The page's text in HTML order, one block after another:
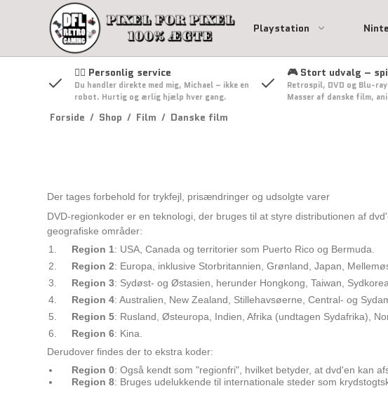
Playstation
Playstation spil
Playstation tilbehør
Black Lable Playstation
2 spil
Playstation 4 spil
Playstation 4 konsol og
tilbehør
UMD Video
Umd Spil
Nintendo Wii Spil
Nintendo DS Spil
Xbox Spil
🧍‍♂️ Personlig service
Du handler direkte med mig, Michael – ikke en
robot. Hurtig og ærlig hjælp hver gang.
🎮 Stort udvalg –
Retrospil, DVD og Blu-
Masser af danske film,
Forside / Shop / Film / Danske film
Der tages forbehold for trykfejl, prisændringer og udsolgte varer
DVD-regionkoder er en teknologi, der bruges til at styre distributionen af
geografiske områder:
Region 1: USA, Canada og territorier som Puerto Rico og Bermuda.
Region 2: Europa, inklusive Storbritannien, Grønland, Japan,
Region 3: Sydøst- og Østasien, herunder Hongkong, Taiwan,
Region 4: Australien, New Zealand, Stillehavsøerne, Central- og
Region 5: Rusland, Østeuropa, Indien, Afrika (undtagen Sydafrika),
Region 6: Kina.
Derudover findes der to ekstra koder:
Region 0: Også kendt som "regionfri", hvilket betyder, at dvd'en kan
Region 8: Bruges udelukkende til internationale steder som